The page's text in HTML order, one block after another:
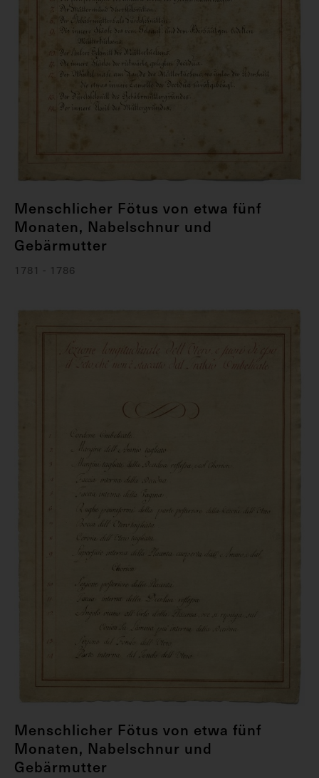
Menschlicher Fötus von etwa fünf
Monaten, Nabelschnur und
Gebärmutter
1781 - 1786
Menschlicher Fötus von etwa fünf
Monaten, Nabelschnur und
Gebärmutter